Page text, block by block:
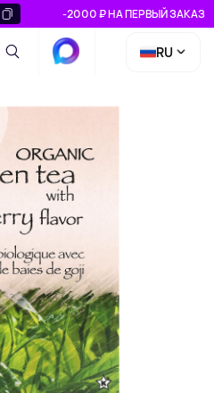
-2000 ₽ НА ПЕРВЫЙ ЗАКАЗ
RU